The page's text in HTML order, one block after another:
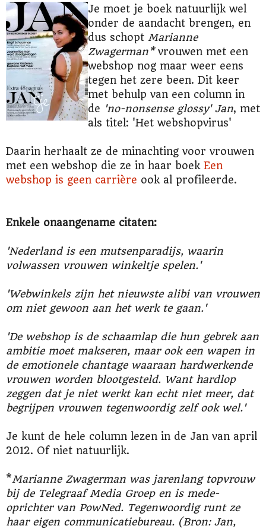
Je moet je boek natuurlijk wel
onder de aandacht brengen, en
dus schopt Marianne
Zwagerman*vrouwen met een
webshop nog maar weer eens
tegen het zere been. Dit keer
met behulp van een column in
de 'no-nonsense glossy' Jan, met
als titel: 'Het webshopvirus'
Daarin herhaalt ze de minachting voor vrouwen
met een webshop die ze in haar boek Een
webshop is geen carrière ook al profileerde.
Enkele onaangename citaten:
'Nederland is een mutsenparadijs, waarin
volwassen vrouwen winkeltje spelen.'
'Webwinkels zijn het nieuwste alibi van vrouwen
om niet gewoon aan het werk te gaan.'
'De webshop is de schaamlap die hun gebrek aan
ambitie moet makseren, maar ook een wapen in
de emotionele chantage waaraan hardwerkende
vrouwen worden blootgesteld. Want hardlop
zeggen dat je niet werkt kan echt niet meer, dat
begrijpen vrouwen tegenwoordig zelf ook wel.'
Je kunt de hele column lezen in de Jan van april
2012. Of niet natuurlijk.
*Marianne Zwagerman was jarenlang topvrouw
bij de Telegraaf Media Groep en is mede-
oprichter van PowNed. Tegenwoordig runt ze
haar eigen communicatiebureau. (Bron: Jan,